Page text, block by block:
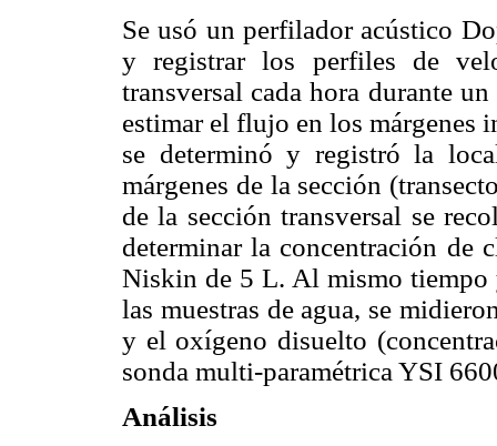
Se usó un perfilador acústico
y registrar los perfiles de
transversal cada hora durante
estimar el flujo en los márgenes
se determinó y registró la
márgenes de la sección
de la sección transversal se
determinar la concentración de
Niskin de 5 L. Al mismo tiempo
las muestras de agua, se
y el oxígeno disuelto
sonda multi-paramétrica YSI
Análisis